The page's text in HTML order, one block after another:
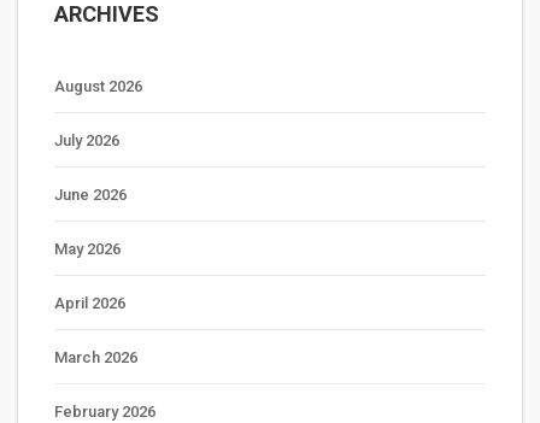
ARCHIVES
August 2026
July 2026
June 2026
May 2026
April 2026
March 2026
February 2026